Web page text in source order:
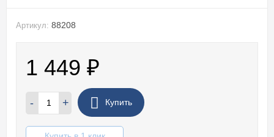
Артикул: 88208
1 449 ₽
- + Купить